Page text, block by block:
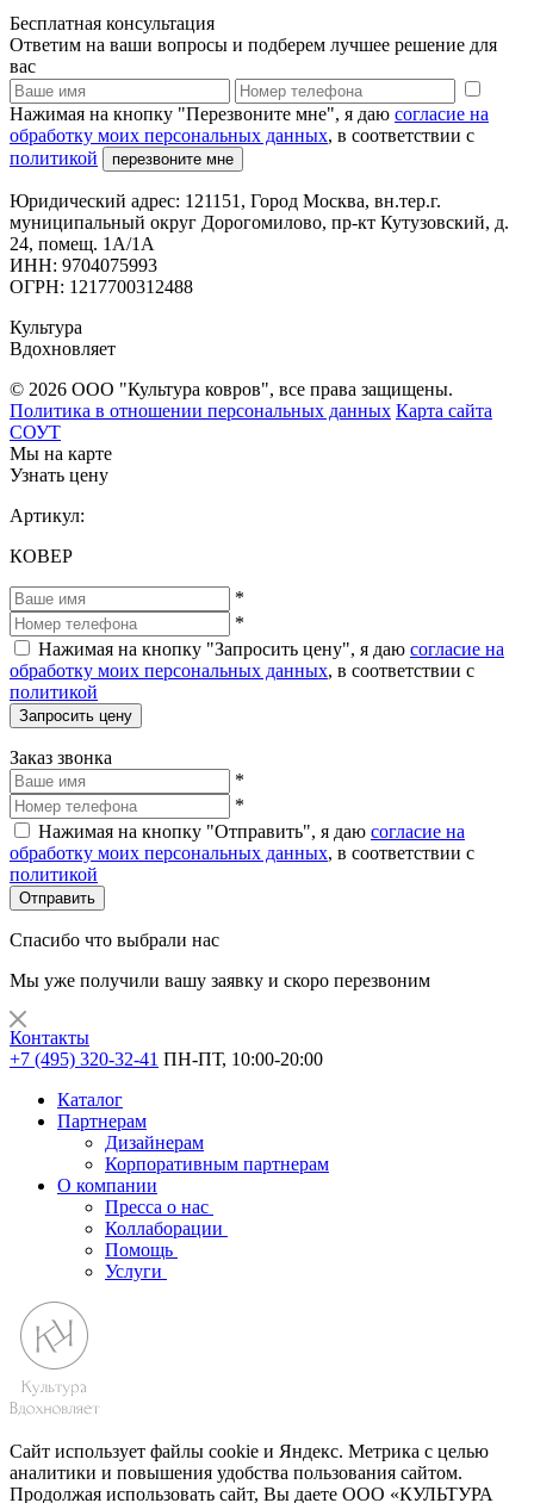
Бесплатная консультация
Ответим на ваши вопросы и подберем лучшее решение для
вас
Нажимая на кнопку "Перезвоните мне", я даю согласие на
обработку моих персональных данных, в соответствии с
политикой
перезвоните мне
Юридический адрес: 121151, Город Москва, вн.тер.г.
муниципальный округ Дорогомилово, пр-кт Кутузовский, д.
24, помещ. 1А/1А
ИНН: 9704075993
ОГРН: 1217700312488
Культура
Вдохновляет
© 2026 ООО "Культура ковров", все права защищены.
Политика в отношении персональных данных Карта сайта
СОУТ
Мы на карте
Узнать цену
Артикул:
КОВЕР
*
*
Нажимая на кнопку "Запросить цену", я даю согласие на
обработку моих персональных данных, в соответствии с
политикой
Запросить цену
Заказ звонка
*
*
Нажимая на кнопку "Отправить", я даю согласие на
обработку моих персональных данных, в соответствии с
политикой
Отправить
Спасибо что выбрали нас
Мы уже получили вашу заявку и скоро перезвоним
Контакты
+7 (495) 320-32-41 ПН-ПТ, 10:00-20:00
Каталог
Партнерам
Дизайнерам
Корпоративным партнерам
О компании
Пресса о нас
Коллаборации
Помощь
Услуги
Сайт использует файлы cookie и Яндекс. Метрика с целью
аналитики и повышения удобства пользования сайтом.
Продолжая использовать сайт, Вы даете ООО «КУЛЬТУРА